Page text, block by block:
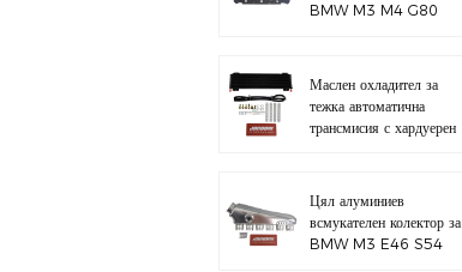
BMW M3 M4 G80
Маслен охладител за
тежка автоматична
трансмисия с хардуерен
Цял алуминиев
всмукателен колектор за
BMW M3 E46 S54